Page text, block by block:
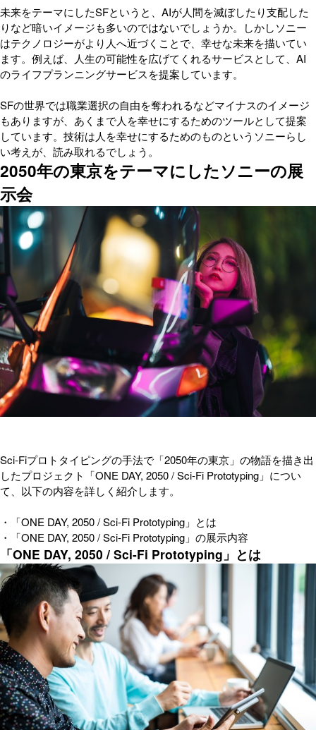
未来をテーマにしたSFというと、AIが人間を滅ぼしたり支配した
りなど暗いイメージも多いのではないでしょうか。しかしソニー
はテクノロジーがより人へ近づくことで、幸せな未来を描いてい
ます。例えば、人生の可能性を広げてくれるサービスとして、AI
のライフプランニングサービスを提案しています。
SFの世界では職業選択の自由を奪われるなどマイナスのイメージ
もありますが、あくまで人を幸せにするためのツールとして提案
しています。技術は人を幸せにするためのものというソニーらし
い考えが、読み取れるでしょう。
2050年の東京をテーマにしたソニーの展
示会
Sci-Fiプロトタイピングの手法で「2050年の東京」の物語を描き出
したプロジェクト「ONE DAY, 2050 / Sci-Fi Prototyping」につい
て、以下の内容を詳しく紹介します。
・「ONE DAY, 2050 / Sci-Fi Prototyping」とは
・「ONE DAY, 2050 / Sci-Fi Prototyping」の展示内容
「ONE DAY, 2050 / Sci-Fi Prototyping」とは